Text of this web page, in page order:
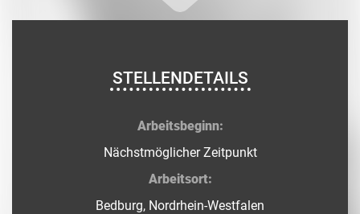
STELLENDETAILS
Arbeitsbeginn:
Nächstmöglicher Zeitpunkt
Arbeitsort:
Bedburg, Nordrhein-Westfalen